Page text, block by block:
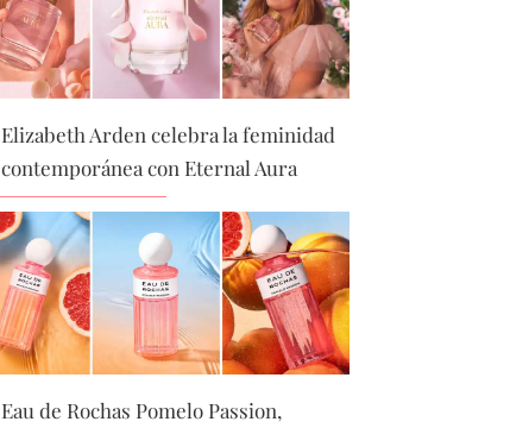
Elizabeth Arden celebra la feminidad
contemporánea con Eternal Aura
Eau de Rochas Pomelo Passion,